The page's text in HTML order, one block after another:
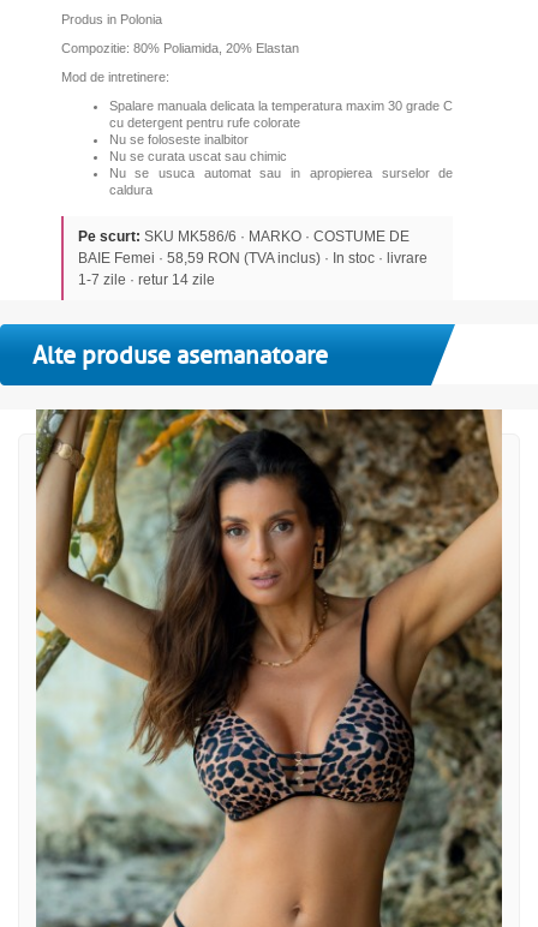
Produs in Polonia
Compozitie: 80% Poliamida, 20% Elastan
Mod de intretinere:
Spalare manuala delicata la temperatura maxim 30 grade C
cu detergent pentru rufe colorate
Nu se foloseste inalbitor
Nu se curata uscat sau chimic
Nu se usuca automat sau in apropierea surselor de
caldura
Pe scurt: SKU MK586/6 · MARKO · COSTUME DE
BAIE Femei · 58,59 RON (TVA inclus) · In stoc · livrare
1-7 zile · retur 14 zile
Alte produse asemanatoare